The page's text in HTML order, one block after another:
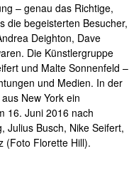
– genau das Richtige,
die begeisterten Besucher,
Deighton, Dave
Die Künstlergruppe
und Malte Sonnenfeld –
und Medien. In der
New York ein
16. Juni 2016 nach
Julius Busch, Nike Seifert,
(Foto Florette Hill).